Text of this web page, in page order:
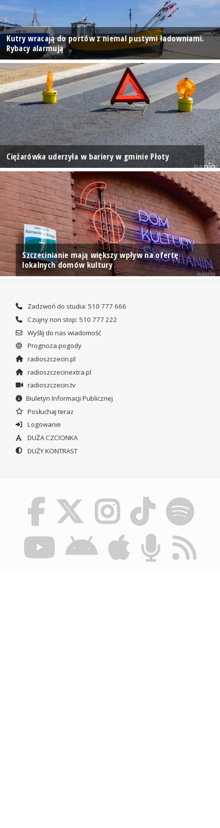
Kutry wracają do portów z niemal pustymi ładowniami.
Rybacy alarmują
Ciężarówka uderzyła w bariery w gminie Płoty
Szczecinianie mają większy wpływ na ofertę
lokalnych domów kultury
Zadzwoń do studia: 510 777 666
Czujny non stop: 510 777 222
Wyślij do nas wiadomość
Prognoza pogody
radioszczecin.pl
radioszczecinextra.pl
radioszczecin.tv
Biuletyn Informacji Publicznej
Posłuchaj teraz
Logowanie
DUŻA CZCIONKA
DUŻY KONTRAST